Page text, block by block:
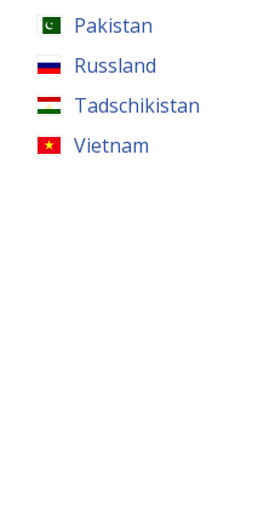
Pakistan
Russland
Tadschikistan
Vietnam